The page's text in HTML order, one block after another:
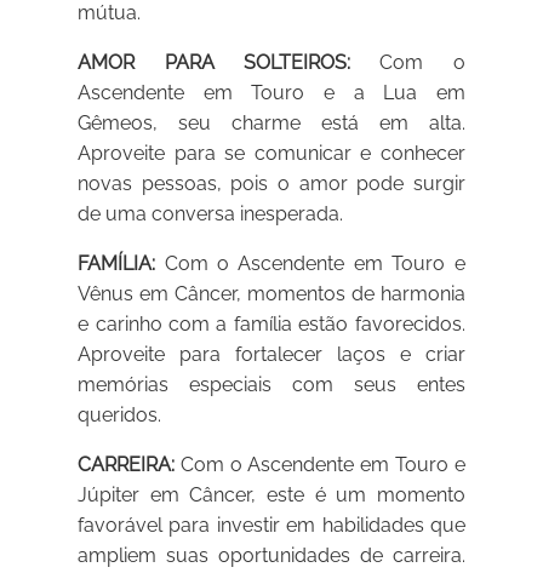
mútua.
AMOR PARA SOLTEIROS: Com o
Ascendente em Touro e a Lua em
Gêmeos, seu charme está em alta.
Aproveite para se comunicar e conhecer
novas pessoas, pois o amor pode surgir
de uma conversa inesperada.
FAMÍLIA: Com o Ascendente em Touro e
Vênus em Câncer, momentos de harmonia
e carinho com a família estão favorecidos.
Aproveite para fortalecer laços e criar
memórias especiais com seus entes
queridos.
CARREIRA: Com o Ascendente em Touro e
Júpiter em Câncer, este é um momento
favorável para investir em habilidades que
ampliem suas oportunidades de carreira.